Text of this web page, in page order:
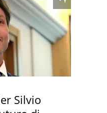
Silvio